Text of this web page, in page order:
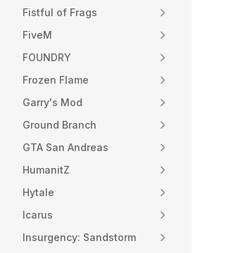
Fistful of Frags
FiveM
FOUNDRY
Frozen Flame
Garry's Mod
Ground Branch
GTA San Andreas
HumanitZ
Hytale
Icarus
Insurgency: Sandstorm